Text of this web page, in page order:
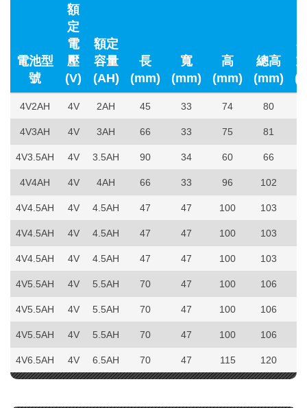
電池型
號
額
定
電
壓
(V)
額定
容量
(AH)
長
(mm)
寬
(mm)
高
(mm)
總高
(mm)
4V2AH 4V 2AH 45 33 74 80
4V3AH 4V 3AH 66 33 75 81
4V3.5AH 4V 3.5AH 90 34 60 66
4V4AH 4V 4AH 66 33 96 102
4V4.5AH 4V 4.5AH 47 47 100 103
4V4.5AH 4V 4.5AH 47 47 100 103
4V4.5AH 4V 4.5AH 47 47 100 103
4V5.5AH 4V 5.5AH 70 47 100 106
4V5.5AH 4V 5.5AH 70 47 100 106
4V5.5AH 4V 5.5AH 70 47 100 106
4V6.5AH 4V 6.5AH 70 47 115 120